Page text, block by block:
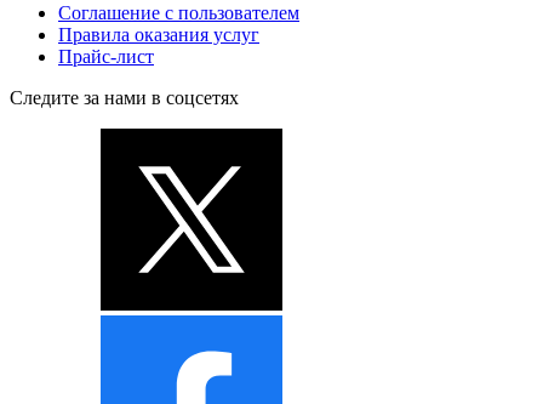
Соглашение с пользователем
Правила оказания услуг
Прайс-лист
Следите за нами в соцсетях